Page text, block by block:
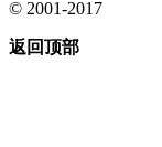
© 2001-2017
返回顶部